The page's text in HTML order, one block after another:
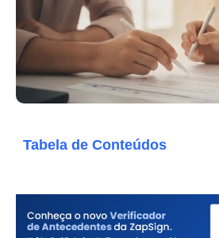
Tabela de Conteúdos